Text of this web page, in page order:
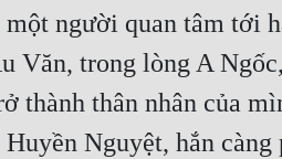
người quan tâm tới
trong lòng A
thành thân nhân của
Nguyệt, hắn